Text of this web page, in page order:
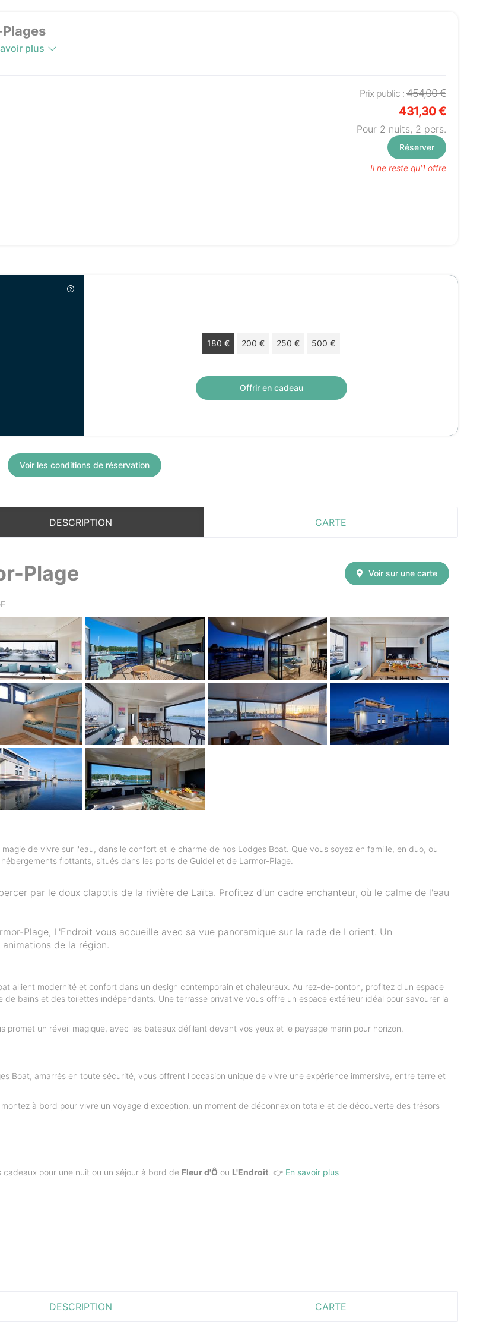
Plages
plus
Prix public : 454,00 €
431,30 €
Pour 2 nuits, 2 pers.
Réserver
Il ne reste qu'1 offre
180 € 200 € 250 € 500 €
Offrir en cadeau
Voir les conditions de réservation
DESCRIPTION CARTE
Plage Voir sur une carte
de vivre sur l'eau, dans le confort et le charme de nos Lodges Boat. Que vous soyez en famille, en duo, ou
flottants, situés dans les ports de Guidel et de Larmor-Plage.
par le doux clapotis de la rivière de Laïta. Profitez d'un cadre enchanteur, où le calme de l'eau
Plage, L'Endroit vous accueille avec sa vue panoramique sur la rade de Lorient. Un
de la région.
allient modernité et confort dans un design contemporain et chaleureux. Au rez-de-ponton, profitez d'un espace
bains et des toilettes indépendants. Une terrasse privative vous offre un espace extérieur idéal pour savourer la
un réveil magique, avec les bateaux défilant devant vos yeux et le paysage marin pour horizon.
Boat, amarrés en toute sécurité, vous offrent l'occasion unique de vivre une expérience immersive, entre terre et
à bord pour vivre un voyage d'exception, un moment de déconnexion totale et de découverte des trésors
cadeaux pour une nuit ou un séjour à bord de Fleur d'Ô ou L'Endroit . 👉 En savoir plus
DESCRIPTION CARTE